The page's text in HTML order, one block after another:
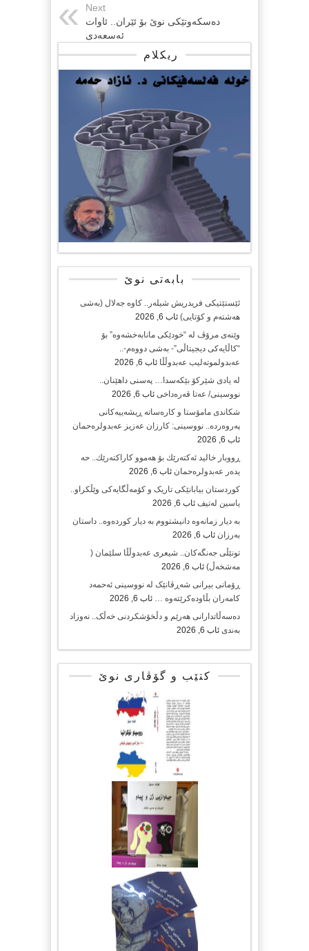
Next
دەسکەوتێکی نوێ بۆ ئێران.. ئاوات
ئەسعەدی
ریکلام
بابەتی نوێ
ئێستێتیکی فریدریش شیلەر.. کاوە جەلال (بەشی
هەشتەم و کۆتایی) ئاب 6, 2026
وێنەی مرۆڤ لە “خودێکی مانابەخشەوە” بۆ
“کاڵایەکی دیجیتاڵی”- بەشی دووەم-..
عەبدولموتەلیب عەبدوڵڵا ئاب 6, 2026
لە یادی شێرکۆ بێکەسدا… پەسنی داهێنان..
نووسینی/ عەتا قەرەداخی ئاب 6, 2026
شکاندی مامۆستا و کارەساتە ڕیشەییەکانی
پەروەردە.. نووسینی: کارزان عەزیز عەبدولرەحمان
ئاب 6, 2026
ڕووبار خالید ئەكتەرێك بۆ هەموو كاراكتەرێك.. حه
یدەر عەبدولرەحمان ئاب 6, 2026
کوردستان بیابانێکی تاریک و کۆمەڵگایەکی وێڵکراو..
یاسین لەتیف ئاب 6, 2026
بە دیار زمانەوە دانیشتووم بە دیار کوردەوە.. داستان
بەرزان ئاب 6, 2026
تونێڵی جەنگەکان.. شیعری عەبدوڵڵا سلێمان (
مەشخەڵ) ئاب 6, 2026
ڕۆمانی بیرانی شەڕڤانێک لە نووسینی ئەحمەد
کامەران بڵاودەکرێتەوە … ئاب 6, 2026
دەسەڵاتدارانی هەرێم و دڵخۆشکردنی خەڵک.. نەوزاد
بەندی ئاب 6, 2026
کتێب و گۆڤاری نوێ